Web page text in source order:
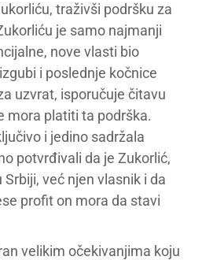
traživši podršku za
je samo najmanji
nove vlasti bio
i poslednje kočnice
uzvrat, isporučuje čitavu
mora platiti ta podrška.
i jedino sadržala
potvrđivali da je Zukorlić,
već njen vlasnik i da
profit on mora da stavi
velikim očekivanjima koju